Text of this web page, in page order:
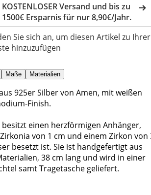
KOSTENLOSER Versand und bis zu
1500€ Ersparnis für nur 8,90€/Jahr.
Sie sich an, um diesen Artikel zu Ihrer
hinzuzufügen
Maße Materialien
925er Silber von Amen, mit weißen
Finish.
besitzt einen herzförmigen Anhänger,
von 1 cm und einem Zirkon von
besetzt ist. Sie ist handgefertigt aus
38 cm lang und wird in einer
samt Tragetasche geliefert.